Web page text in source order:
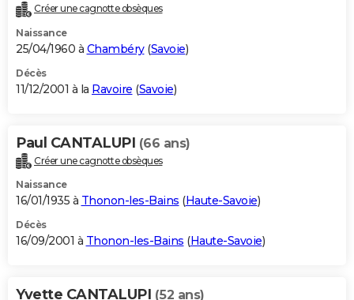
Créer une cagnotte obsèques
Naissance
25/04/1960 à Chambéry(Savoie)
Décès
11/12/2001 à la Ravoire (Savoie)
Paul CANTALUPI (66 ans)
Créer une cagnotte obsèques
Naissance
16/01/1935 à Thonon-les-Bains (Haute-Savoie)
Décès
16/09/2001 à Thonon-les-Bains (Haute-Savoie)
Yvette CANTALUPI (52 ans)